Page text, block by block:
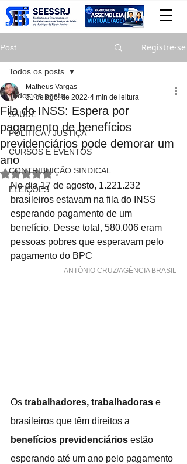
Post Registre-se
Todos os posts
SAÚDE
POLITICA / JUSTIÇA
CURSOS E EVENTOS
CONTRIBUIÇÃO SINDICAL
ELEIÇÕES
Todos os posts
Fila do INSS: Espera por
pagamento de benefícios
previdenciários pode demorar um
ano
Matheus Vargas
31 de ago. de 2022 4 min de leitura
Avaliado com NaN de 5 estrelas.
No dia 17 de agosto, 1.221.232
brasileiros estavam na fila do INSS
esperando pagamento de um
benefício. Desse total, 580.006 eram
pessoas pobres que esperavam pelo
pagamento do BPC
ANTÔNIO CRUZ/AGÊNCIA BRASIL
Os trabalhadores, trabalhadoras e
brasileiros que têm direitos a
benefícios previdenciários estão
esperando até um ano pelo pagamento